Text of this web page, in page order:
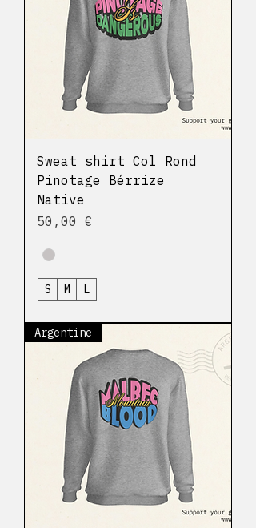
Sweat shirt Col Rond
Pinotage Bérrize
Native
Prix
50,00 €
S M L
Argentine